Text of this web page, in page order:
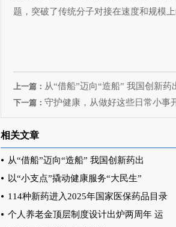
题，突破了传统分子对接在速度和规模上
上一篇： 从“借船”迈向“造船” 我国创新药
下一篇： 守护健康，从做好这些日常小事
相关文章
从“借船”迈向“造船” 我国创新药出
以“小支点”撬动健康服务“大民生”
114种新药进入2025年国家医保药品目录
个人养老金顶层制度设计出炉两周年 运